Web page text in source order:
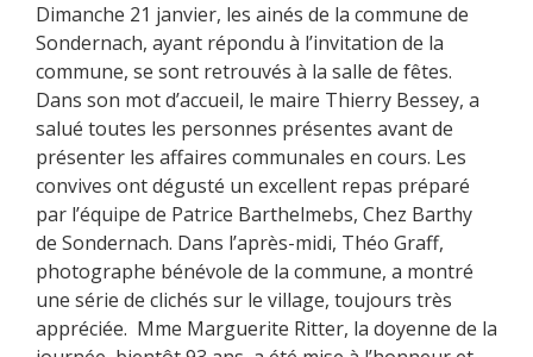
Dimanche 21 janvier, les ainés de la commune de
Sondernach, ayant répondu à l’invitation de la
commune, se sont retrouvés à la salle de fêtes.
Dans son mot d’accueil, le maire Thierry Bessey, a
salué toutes les personnes présentes avant de
présenter les affaires communales en cours. Les
convives ont dégusté un excellent repas préparé
par l’équipe de Patrice Barthelmebs, Chez Barthy
de Sondernach. Dans l’après-midi, Théo Graff,
photographe bénévole de la commune, a montré
une série de clichés sur le village, toujours très
appréciée. Mme Marguerite Ritter, la doyenne de la